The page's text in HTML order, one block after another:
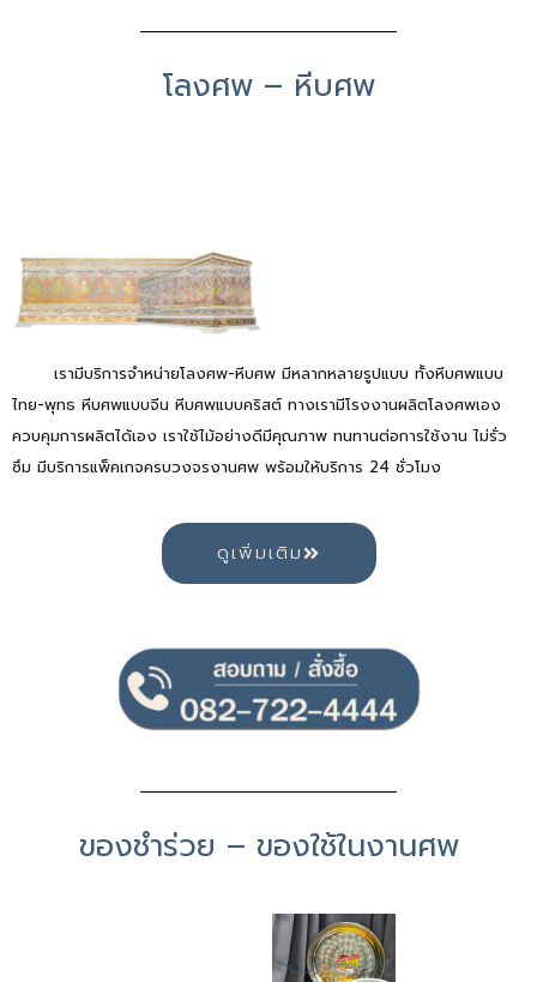
โลงศพ – หีบศพ
เรามีบริการจำหน่ายโลงศพ-หีบศพ มีหลากหลายรูปแบบ ทั้งหีบศพแบบ
ไทย-พุทธ หีบศพแบบจีน หีบศพแบบคริสต์ ทางเรามีโรงงานผลิตโลงศพเอง
ควบคุมการผลิตได้เอง เราใช้ไม้อย่างดีมีคุณภาพ ทนทานต่อการใช้งาน ไม่รั่ว
ซึม มีบริการแพ็คเกจครบวงจรงานศพ พร้อมให้บริการ 24 ชั่วโมง
ดูเพิ่มเติม
ของชำร่วย – ของใช้ในงานศพ